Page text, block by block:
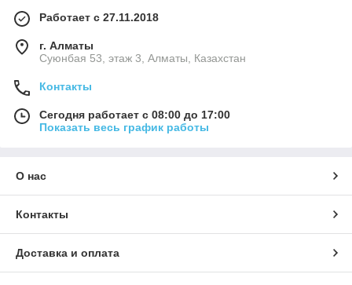
Работает с 27.11.2018
г. Алматы
Суюнбая 53, этаж 3, Алматы, Казахстан
Контакты
Сегодня работает с 08:00 до 17:00
Показать весь график работы
О нас
Контакты
Доставка и оплата